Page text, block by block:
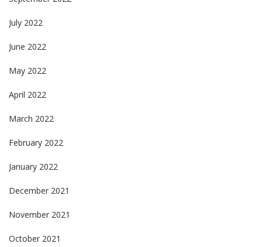
July 2022
June 2022
May 2022
April 2022
March 2022
February 2022
January 2022
December 2021
November 2021
October 2021